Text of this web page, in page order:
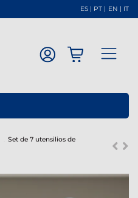
ES | PT | EN | IT
Set de 7 utensilios de